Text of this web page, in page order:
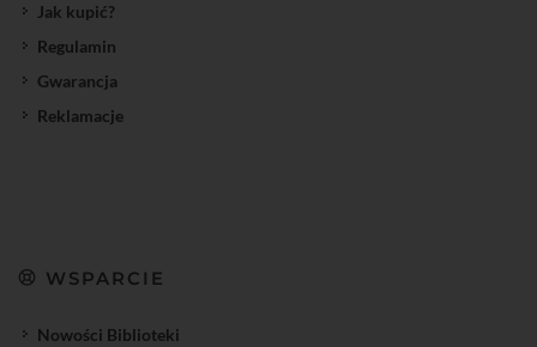
Jak kupić?
Regulamin
Gwarancja
Reklamacje
WSPARCIE
Nowości Biblioteki